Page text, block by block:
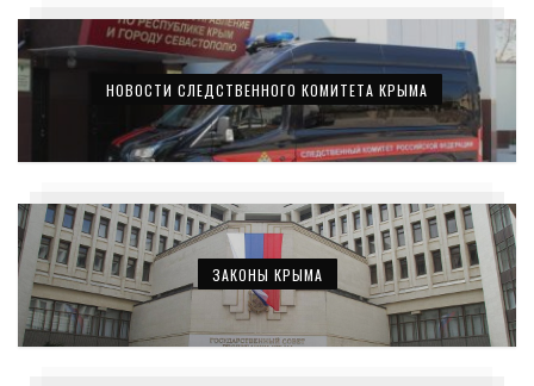
НОВОСТИ СЛЕДСТВЕННОГО КОМИТЕТА КРЫМА
ЗАКОНЫ КРЫМА